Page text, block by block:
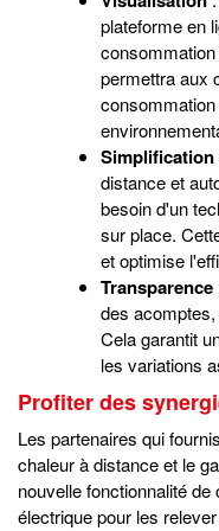
plateforme en
permettra aux
Simplification
distance et
besoin d'un
sur place.
et optimise
Transparence
des
Cela garantit
les variations
Profiter des
Les partenaires qui
chaleur à distance et le
nouvelle fonctionnalité
électrique pour les